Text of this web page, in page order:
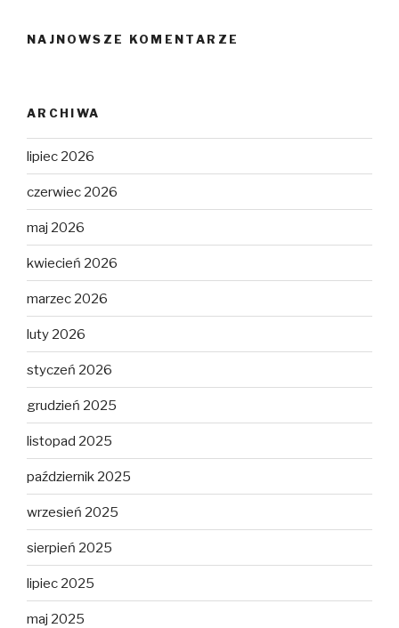
NAJNOWSZE KOMENTARZE
ARCHIWA
lipiec 2026
czerwiec 2026
maj 2026
kwiecień 2026
marzec 2026
luty 2026
styczeń 2026
grudzień 2025
listopad 2025
październik 2025
wrzesień 2025
sierpień 2025
lipiec 2025
maj 2025